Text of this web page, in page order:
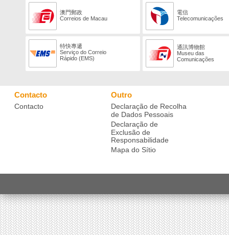
澳門郵政
Correios de Macau
電信
Telecomunicações
特快專遞
Serviço do Correio
Rápido (EMS)
通訊博物館
Museu das
Comunicações
Contacto
Contacto
Outro
Declaração de Recolha
de Dados Pessoais
Declaração de
Exclusão de
Responsabilidade
Mapa do Sítio